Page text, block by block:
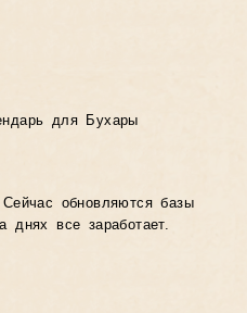
для Бухары
обновляются базы
днях все заработает.